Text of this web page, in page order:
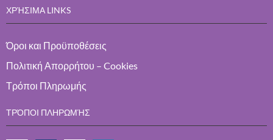
ΧΡΉΣΙΜΑ LINKS
Όροι και Προϋποθέσεις
Πολιτική Απορρήτου – Cookies
Τρόποι Πληρωμής
ΤΡΌΠΟΙ ΠΛΗΡΩΜΉΣ